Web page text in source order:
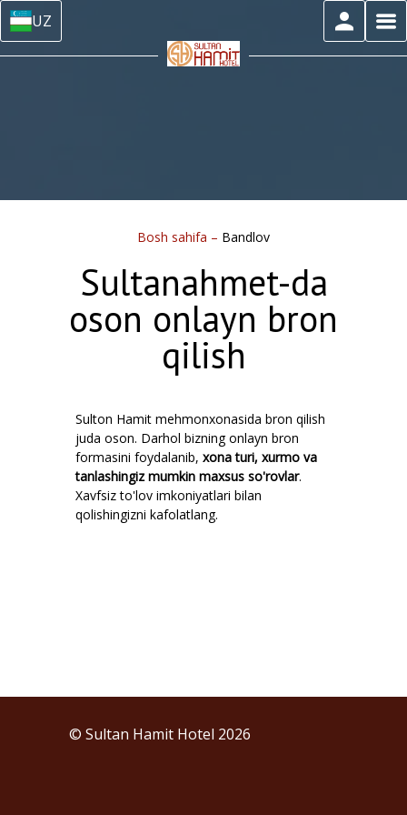
UZ
Bosh sahifa – Bandlov
Sultanahmet-da
oson onlayn bron
qilish
Sulton Hamit mehmonxonasida bron qilish
juda oson. Darhol bizning onlayn bron
formasini foydalanib,xona turi, xurmo va
tanlashingiz mumkin maxsus so'rovlar.
Xavfsiz to'lov imkoniyatlari bilan
qolishingizni kafolatlang.
© Sultan Hamit Hotel 2026